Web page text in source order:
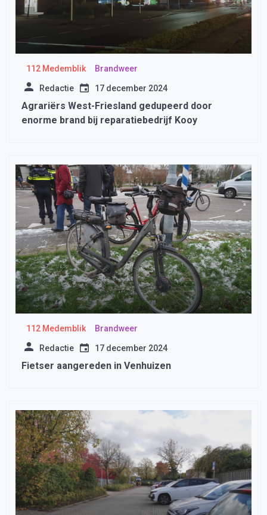
112 Medemblik Brandweer
Redactie 17 december 2024
Agrariërs West-Friesland gedupeerd door
enorme brand bij reparatiebedrijf Kooy
112 Medemblik Brandweer
Redactie 17 december 2024
Fietser aangereden in Venhuizen